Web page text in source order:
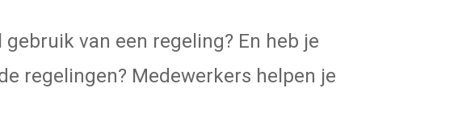
van een regeling? En heb je
regelingen? Medewerkers helpen je